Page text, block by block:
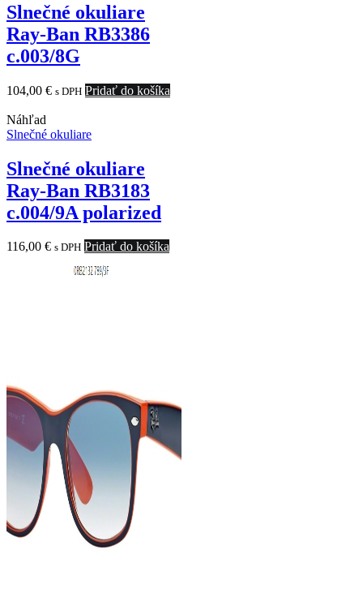
Slnečné okuliare
Ray-Ban RB3386
c.003/8G
104,00 € s DPH Pridať do košíka
Náhľad
Slnečné okuliare
Slnečné okuliare
Ray-Ban RB3183
c.004/9A polarized
116,00 € s DPH Pridať do košíka